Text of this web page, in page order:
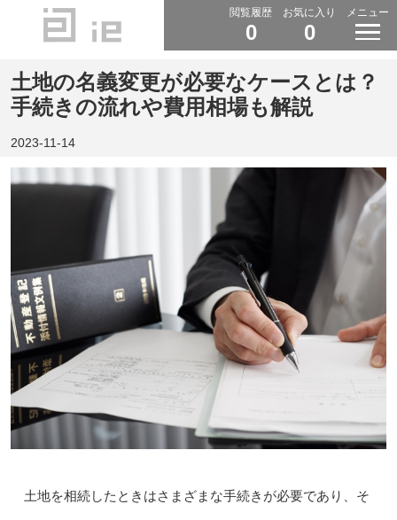
閲覧履歴
0
お気に入り
0
メニュー
土地の名義変更が必要なケースとは？
手続きの流れや費用相場も解説
2023-11-14
土地を相続したときはさまざまな手続きが必要であり、そ